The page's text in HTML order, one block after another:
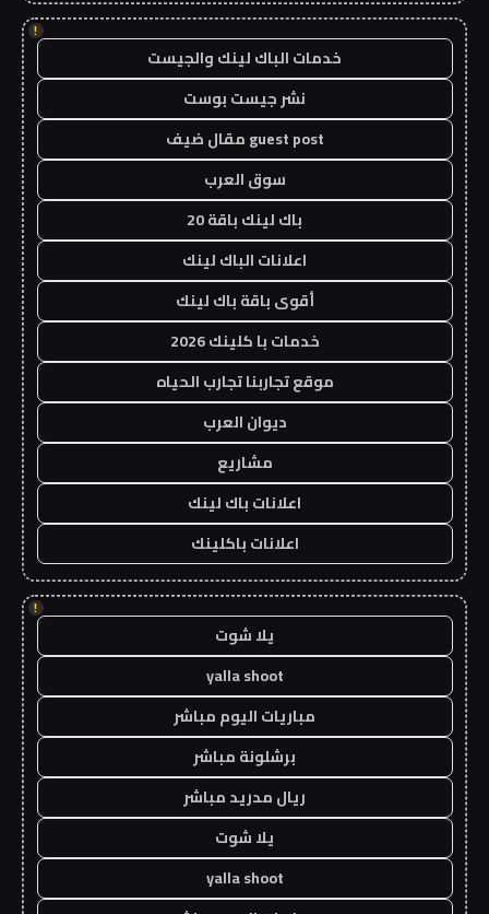
!
خدمات الباك لينك والجيست
نشر جيست بوست
guest post مقال ضيف
سوق العرب
باك لينك باقة 20
اعلانات الباك لينك
أقوى باقة باك لينك
خدمات با كلينك 2026
موقع تجاربنا تجارب الحياه
ديوان العرب
مشاريع
اعلانات باك لينك
اعلانات باكلينك
!
يلا شوت
yalla shoot
مباريات اليوم مباشر
برشلونة مباشر
ريال مدريد مباشر
يلا شوت
yalla shoot